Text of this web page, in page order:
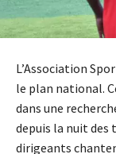
L’Association
le plan national.
dans une
depuis la nuit des
dirigeants